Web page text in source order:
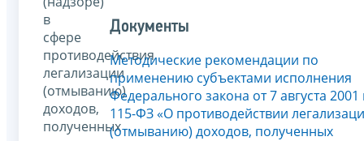
в
сфере
противодействия
легализации
(отмыванию)
доходов,
полученных
Документы
Методические рекомендации по
применению субъектами исполнения
Федерального закона от 7 августа
115-ФЗ «О противодействии
(отмыванию) доходов, полученных